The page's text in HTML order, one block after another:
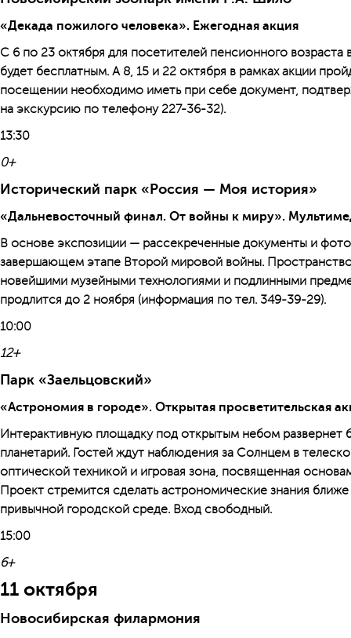
«Декада пожилого человека». Ежегодная акция
С 6 по 23 октября для посетителей пенсионного возраста
будет бесплатным. А 8, 15 и 22 октября в рамках акции
посещении необходимо иметь при себе документ,
на экскурсию по телефону 227-36-32).
13:30
0+
Исторический парк «Россия — Моя история»
«Дальневосточный финал. От войны к миру».
В основе экспозиции — рассекреченные документы и
завершающем этапе Второй мировой войны.
новейшими музейными технологиями и подлинными
продлится до 2 ноября (информация по тел. 349-39-29).
10:00
12+
Парк «Заельцовский»
«Астрономия в городе». Открытая просветительская
Интерактивную площадку под открытым небом развернет
планетарий. Гостей ждут наблюдения за Солнцем в
оптической техникой и игровая зона, посвященная
Проект стремится сделать астрономические знания
привычной городской среде. Вход свободный.
15:00
6+
11 октября
Новосибирская филармония